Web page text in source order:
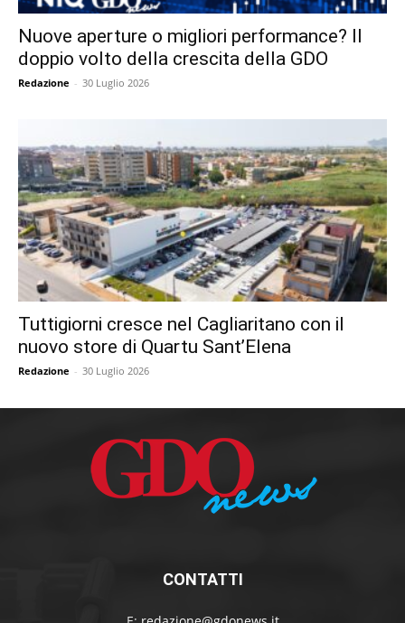
Nuove aperture o migliori performance? Il
doppio volto della crescita della GDO
Redazione - 30 Luglio 2026
Tuttigiorni cresce nel Cagliaritano con il
nuovo store di Quartu Sant’Elena
Redazione - 30 Luglio 2026
CONTATTI